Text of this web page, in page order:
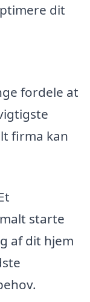
dit
fordele at
firma kan
starte
af dit hjem